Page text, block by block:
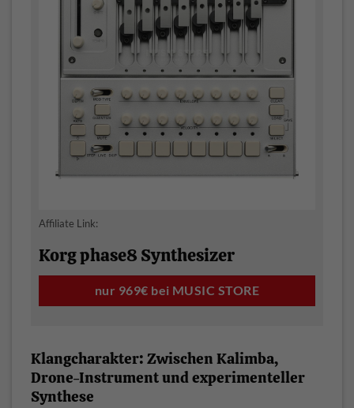
Affiliate Link:
Korg phase8 Synthesizer
nur 969€ bei MUSIC STORE
Klangcharakter: Zwischen Kalimba,
Drone-Instrument und experimenteller
Synthese